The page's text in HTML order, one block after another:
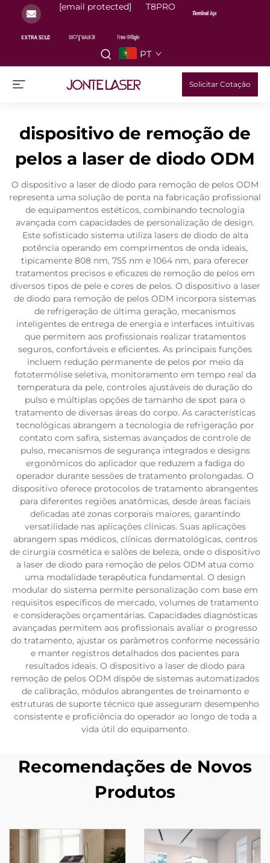
[email protected] T8PRO
PT
Solicitar Cotação
dispositivo de remoção de
pelos a laser de diodo ODM
O dispositivo a laser de diodo para remoção de pelos ODM
representa uma solução de ponta na fabricação profissional
de equipamentos estéticos, combinando tecnologia
avançada com capacidades de personalização de design.
Este sofisticado sistema utiliza lasers de diodo de alta
potência operando em comprimentos de onda ideais,
tipicamente 808 nm, 755 nm e 1064 nm, para oferecer
tratamentos precisos e eficazes de remoção de pelos em
diversos tipos de pele e cores de pelos. O dispositivo a laser
de diodo para remoção de pelos ODM incorpora sistemas
de refrigeração de última geração, mecanismos
inteligentes de entrega de energia e interfaces intuitivas
que permitem aos profissionais realizar tratamentos
seguros, confortáveis e eficientes. As principais funções
incluem redução permanente de pelos por meio da
fototermólise seletiva, monitoramento em tempo real da
temperatura da pele, controles ajustáveis de duração do
pulso e múltiplas opções de tamanho de spot para o
tratamento de diversas áreas do corpo. As características
tecnológicas abrangem a tecnologia de refrigeração por
contato com safira, sistemas avançados de controle de
pulso, mecanismos de segurança integrados e designs
ergonômicos do aplicador que reduzem a fadiga do
operador durante sessões de tratamento prolongadas. O
dispositivo oferece protocolos de tratamento abrangentes
para diferentes regiões anatômicas, desde áreas faciais
delicadas até zonas corporais maiores, garantindo
versatilidade nas aplicações clínicas. Suas aplicações
abrangem spas médicos, clínicas dermatológicas, centros
de cirurgia cosmética e salões de beleza, onde o dispositivo
a laser de diodo para remoção de pelos ODM atua como
uma modalidade terapêutica fundamental. O design
modular do sistema permite personalização com base em
requisitos específicos de mercado, volumes de tratamento
e considerações orçamentárias. Capacidades diagnósticas
avançadas permitem aos profissionais avaliar o progresso
do tratamento, ajustar os parâmetros conforme necessário
e manter registros detalhados dos pacientes para
resultados ideais. O dispositivo a laser de diodo para
remoção de pelos ODM dispõe de sistemas automatizados
de calibração, módulos abrangentes de treinamento e
estruturas de suporte técnico que asseguram desempenho
consistente e proficiência do operador ao longo de toda a
vida útil do equipamento.
Recomendações de Novos
Produtos